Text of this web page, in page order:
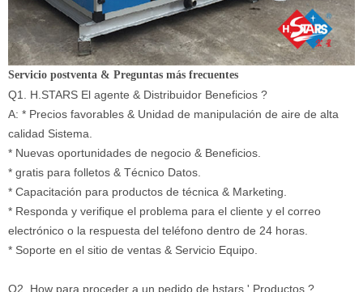
Servicio postventa & Preguntas más frecuentes
Q1. H.STARS El agente & Distribuidor Beneficios ?
A: * Precios favorables & Unidad de manipulación de aire de alta
calidad Sistema.
* Nuevas oportunidades de negocio & Beneficios.
* gratis para folletos & Técnico Datos.
* Capacitación para productos de técnica & Marketing.
* Responda y verifique el problema para el cliente y el correo
electrónico o la respuesta del teléfono dentro de 24 horas.
* Soporte en el sitio de ventas & Servicio Equipo.
Q2. How para proceder a un pedido de hstars ' Productos ?